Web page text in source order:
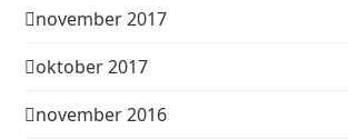
november 2017
oktober 2017
november 2016